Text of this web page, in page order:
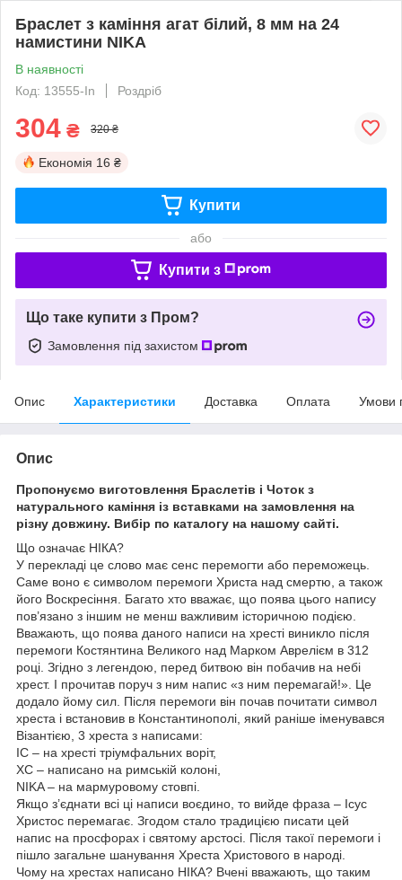
Браслет з каміння агат білий, 8 мм на 24
намистини NIKA
В наявності
Код: 13555-In
Роздріб
304 ₴ 320 ₴
Економія 16 ₴
Купити
або
Купити з
Що таке купити з Пром?
Замовлення під захистом
Опис Характеристики Доставка Оплата Умови
Опис
Пропонуємо виготовлення Браслетів і Чоток з
натурального каміння із вставками на замовлення на
різну довжину. Вибір по каталогу на нашому сайті.
Що означає НІКА?
У перекладі це слово має сенс перемогти або переможець.
Саме воно є символом перемоги Христа над смертю, а також
його Воскресіння. Багато хто вважає, що поява цього напису
пов’язано з іншим не менш важливим історичною подією.
Вважають, що поява даного написи на хресті виникло після
перемоги Костянтина Великого над Марком Аврелієм в 312
році. Згідно з легендою, перед битвою він побачив на небі
хрест. І прочитав поруч з ним напис «з ним перемагай!». Це
додало йому сил. Після перемоги він почав почитати символ
хреста і встановив в Константинополі, який раніше іменувався
Візантією, 3 хреста з написами:
IС – на хресті тріумфальних воріт,
ХС – написано на римській колоні,
NIKA – на мармуровому стовпі.
Якщо з’єднати всі ці написи воєдино, то вийде фраза – Ісус
Христос перемагає. Згодом стало традицією писати цей
напис на просфорах і святому арстосі. Після такої перемоги і
пішло загальне шанування Хреста Христового в народі.
Чому на хрестах написано НІКА? Вчені вважають, що таким